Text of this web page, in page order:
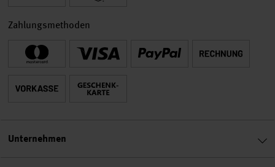
Zahlungsmethoden
Unternehmen